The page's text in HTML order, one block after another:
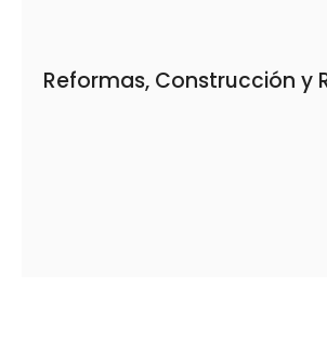
Reformas, Construcción y
Reformas, Construcción y